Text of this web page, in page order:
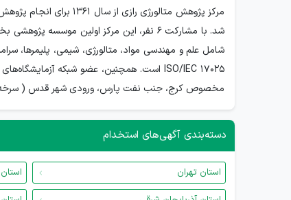
مرکز پژوهش
مخصوص کرج، جنب نفت پارس، ورودی شهر قدس ( سرخه
دسته‌بندی آگهی‌های استخدام
استان تهران